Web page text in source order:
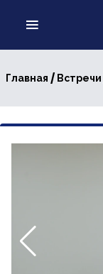
Главная / Встречи